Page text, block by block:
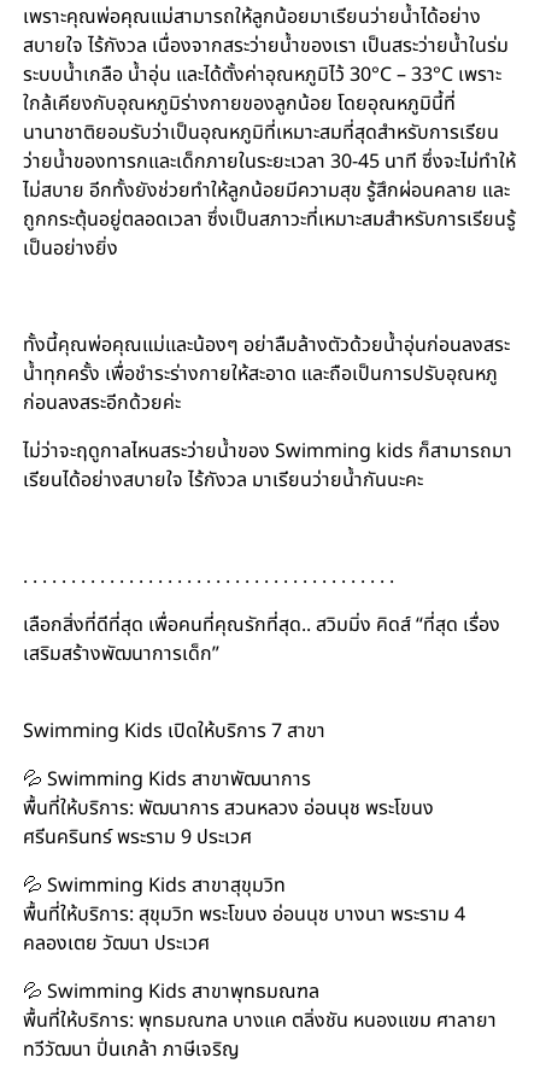
เพราะคุณพ่อคุณแม่สามารถให้ลูกน้อยมาเรียนว่ายน้ำได้อย่าง
สบายใจ ไร้กังวล เนื่องจากสระว่ายน้ำของเรา เป็นสระว่ายน้ำในร่ม
ระบบน้ำเกลือ น้ำอุ่น และได้ตั้งค่าอุณหภูมิไว้ 30°C – 33°C เพราะ
ใกล้เคียงกับอุณหภูมิร่างกายของลูกน้อย โดยอุณหภูมินี้ที่
นานาชาติยอมรับว่าเป็นอุณหภูมิที่เหมาะสมที่สุดสำหรับการเรียน
ว่ายน้ำของทารกและเด็กภายในระยะเวลา 30-45 นาที ซึ่งจะไม่ทำให้
ไม่สบาย อีกทั้งยังช่วยทำให้ลูกน้อยมีความสุข รู้สึกผ่อนคลาย และ
ถูกกระตุ้นอยู่ตลอดเวลา ซึ่งเป็นสภาวะที่เหมาะสมสำหรับการเรียนรู้
เป็นอย่างยิ่ง
ทั้งนี้คุณพ่อคุณแม่และน้องๆ อย่าลืมล้างตัวด้วยน้ำอุ่นก่อนลงสระ
น้ำทุกครั้ง เพื่อชำระร่างกายให้สะอาด และถือเป็นการปรับอุณหภู
ก่อนลงสระอีกด้วยค่ะ
ไม่ว่าจะฤดูกาลไหนสระว่ายน้ำของ Swimming kids ก็สามารถมา
เรียนได้อย่างสบายใจ ไร้กังวล มาเรียนว่ายน้ำกันนะคะ
. . . . . . . . . . . . . . . . . . . . . . . . . . . . . . . . . . . . . . .
เลือกสิ่งที่ดีที่สุด เพื่อคนที่คุณรักที่สุด.. สวิมมิ่ง คิดส์ “ที่สุด เรื่อง
เสริมสร้างพัฒนาการเด็ก”
Swimming Kids เปิดให้บริการ 7 สาขา
💦 Swimming Kids สาขาพัฒนาการ
พื้นที่ให้บริการ: พัฒนาการ สวนหลวง อ่อนนุช พระโขนง
ศรีนครินทร์ พระราม 9 ประเวศ
💦 Swimming Kids สาขาสุขุมวิท
พื้นที่ให้บริการ: สุขุมวิท พระโขนง อ่อนนุช บางนา พระราม 4
คลองเตย วัฒนา ประเวศ
💦 Swimming Kids สาขาพุทธมณฑล
พื้นที่ให้บริการ: พุทธมณฑล บางแค ตลิ่งชัน หนองแขม ศาลายา
ทวีวัฒนา ปิ่นเกล้า ภาษีเจริญ